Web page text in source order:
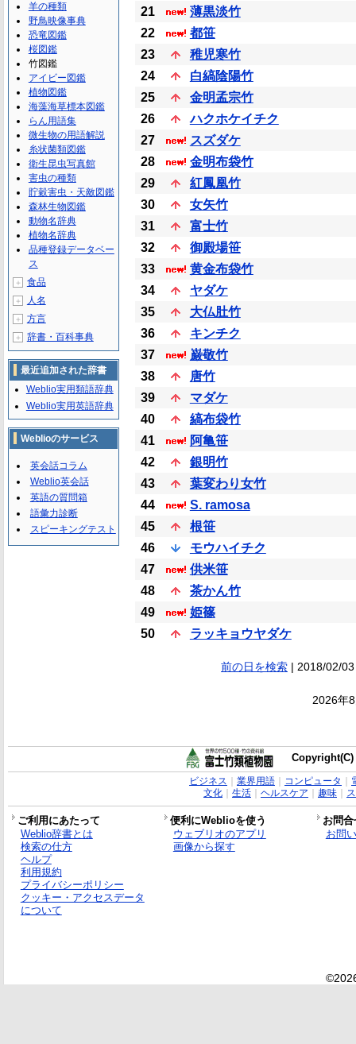
21
薄黒淡竹
22
都笹
23
稚児寒竹
24
白縞陰陽竹
25
金明孟宗竹
26
ハクホケイチク
27
スズダケ
28
金明布袋竹
29
紅鳳凰竹
30
女矢竹
31
富士竹
32
御殿場笹
33
黄金布袋竹
34
ヤダケ
35
大仏肚竹
36
キンチク
37
巌敬竹
38
唐竹
39
マダケ
40
縞布袋竹
41
阿亀笹
42
銀明竹
43
葉変わり女竹
44
S. ramosa
45
根笹
46
モウハイチク
47
供米笹
48
茶かん竹
49
姫篠
50
ラッキョウヤダケ
前の日を検索| 2018/02/
2026年
羊の種類
野鳥映像事典
恐竜図鑑
桜図鑑
竹図鑑
アイビー図鑑
植物図鑑
海藻海草標本図鑑
らん用語集
微生物の用語解説
糸状菌類図鑑
衛生昆虫写真館
害虫の種類
貯穀害虫・天敵図鑑
森林生物図鑑
動物名辞典
植物名辞典
品種登録データベー
ス
＋ 食品
＋ 人名
＋ 方言
＋ 辞書・百科事典
最近追加された辞書
Weblio実用類語辞典
Weblio実用英語辞典
Weblioのサービス
英会話コラム
Weblio英会話
英語の質問箱
語彙力診断
スピーキングテスト
ビジネス 業界用語｜ コンピュータ
文化｜ 生活｜ ヘルスケア 趣味｜
ご利用にあたって 便利にWeblioを使う
お問
Weblio辞書とは
検索の仕方
ヘルプ
利用規約
プライバシーポリシー
クッキー・アクセスデータ
について
ウェブリオのアプリ
画像から探す
お問